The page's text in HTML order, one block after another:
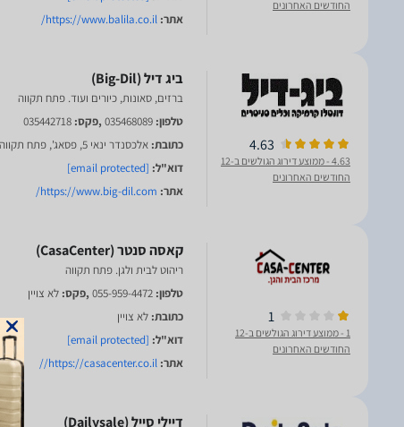
החודשים האחרונים
אתר: https://www.balila.co.il/
4.63
4.63
- ממוצע דירוג הגולשים ב-12
החודשים האחרונים
ברזים, סאונות, כיורים ועוד. פתח תקווה
טלפון: 035468089,פקס: 035442718
כתובת: אלכסנדר ינאי 5, פסאג', פתח תקווה
דוא"ל: [email protected]
אתר: https://www.big-dil.com/
1
1
- ממוצע דירוג הגולשים ב-12
החודשים האחרונים
ריהוט לבית ולגן. פתח תקווה
טלפון: 055-959-4472,פקס: לא צויין
כתובת: לא צויין
דוא"ל: [email protected]
אתר: https://casacenter.co.il//